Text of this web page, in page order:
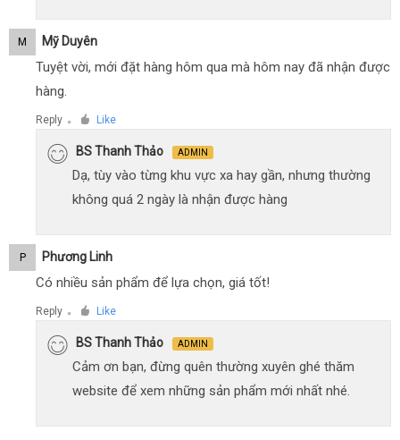
M Mỹ Duyên
Tuyệt vời, mới đặt hàng hôm qua mà hôm nay đã nhận được
hàng.
Reply ● Like
BS Thanh Thảo ADMIN
Dạ, tùy vào từng khu vực xa hay gần, nhưng thường
không quá 2 ngày là nhận được hàng
P Phương Linh
Có nhiều sản phẩm để lựa chọn, giá tốt!
Reply ● Like
BS Thanh Thảo ADMIN
Cảm ơn bạn, đừng quên thường xuyên ghé thăm
website để xem những sản phẩm mới nhất nhé.